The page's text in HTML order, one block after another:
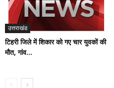
उत्तराखंड
टिहरी जिले में शिकार को गए चार युवकों की
मौत, गांव...